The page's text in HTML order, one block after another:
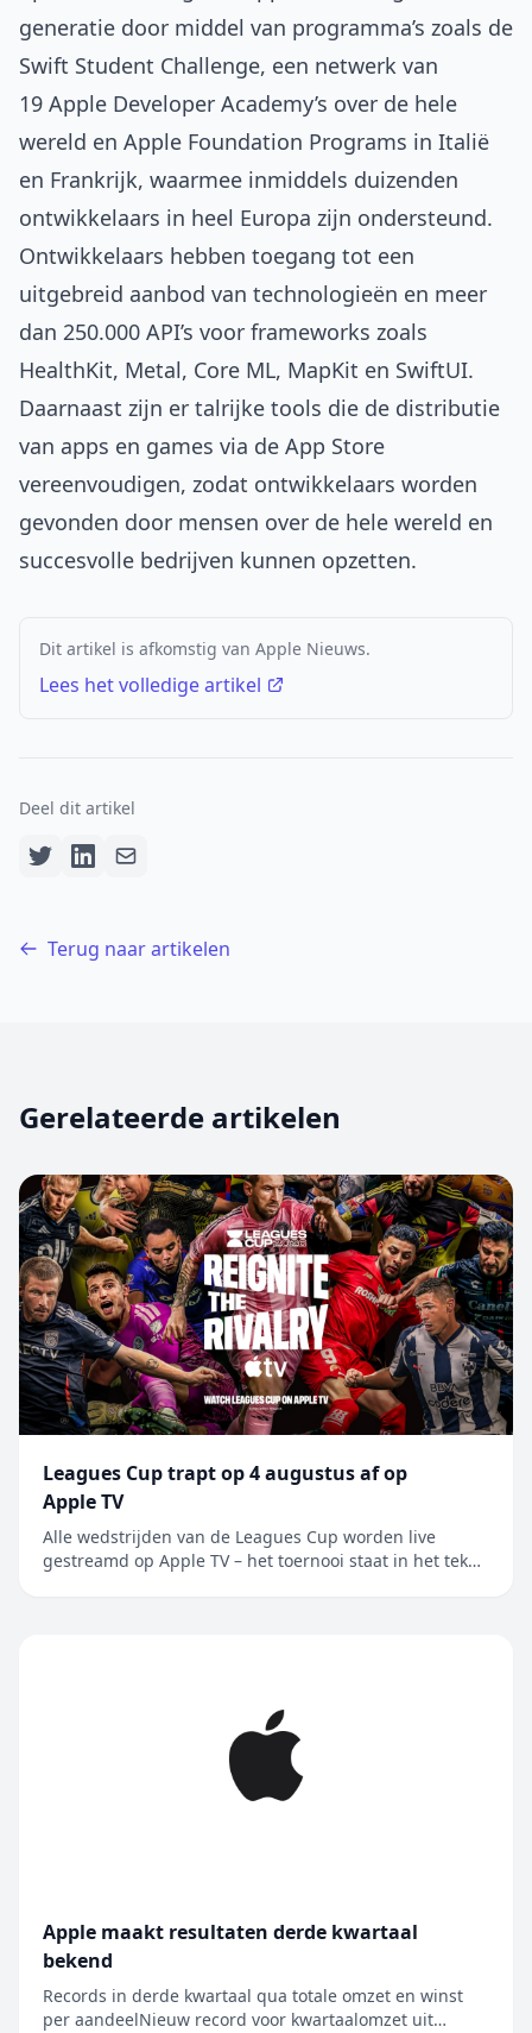
generatie door middel van programma’s zoals de
Swift Student Challenge, een netwerk van
19 Apple Developer Academy’s over de hele
wereld en Apple Foundation Programs in Italië
en Frankrijk, waarmee inmiddels duizenden
ontwikkelaars in heel Europa zijn ondersteund.
Ontwikkelaars hebben toegang tot een
uitgebreid aanbod van technologieën en meer
dan 250.000 API’s voor frameworks zoals
HealthKit, Metal, Core ML, MapKit en SwiftUI.
Daarnaast zijn er talrijke tools die de distributie
van apps en games via de App Store
vereenvoudigen, zodat ontwikkelaars worden
gevonden door mensen over de hele wereld en
succesvolle bedrijven kunnen opzetten.
Dit artikel is afkomstig van Apple Nieuws.
Lees het volledige artikel
Deel dit artikel
Terug naar artikelen
Gerelateerde artikelen
Leagues Cup trapt op 4 augustus af op
Apple TV
Alle wedstrijden van de Leagues Cup worden live
gestreamd op Apple TV – het toernooi staat in het teken
Apple maakt resultaten derde kwartaal
bekend
Records in derde kwartaal qua totale omzet en winst
per aandeelNieuw record voor kwartaalomzet uit